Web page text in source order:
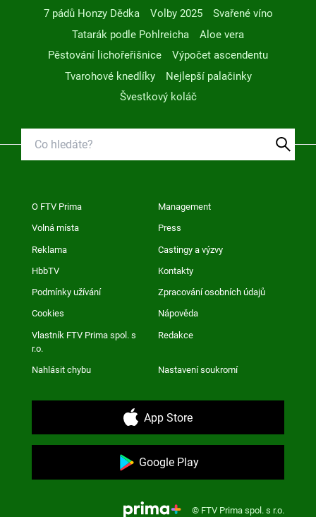
7 pádů Honzy Dědka
Volby 2025
Svařené víno
Tatarák podle Pohlreicha
Aloe vera
Pěstování lichořeřišnice
Výpočet ascendentu
Tvarohové knedlíky
Nejlepší palačinky
Švestkový koláč
O FTV Prima Management
Volná místa Press
Reklama Castingy a výzvy
HbbTV Kontakty
Podmínky užívání Zpracování osobních údajů
Cookies Nápověda
Vlastník FTV Prima spol. s
r.o.
Redakce
Nahlásit chybu Nastavení soukromí
App Store
Google Play
© FTV Prima spol. s r.o.